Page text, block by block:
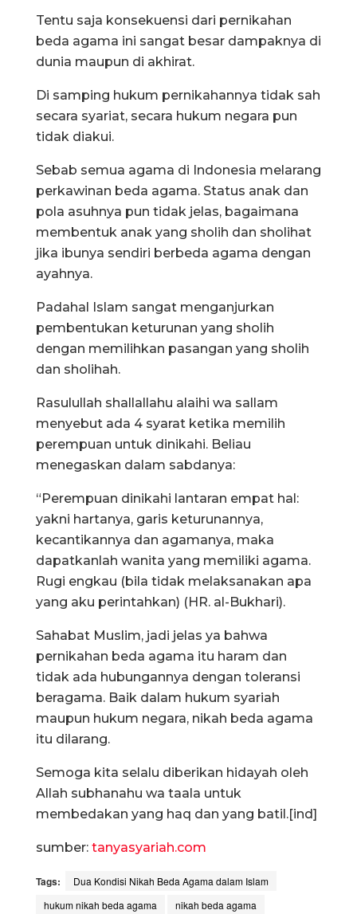
Tentu saja konsekuensi dari pernikahan
beda agama ini sangat besar dampaknya di
dunia maupun di akhirat.
Di samping hukum pernikahannya tidak sah
secara syariat, secara hukum negara pun
tidak diakui.
Sebab semua agama di Indonesia melarang
perkawinan beda agama. Status anak dan
pola asuhnya pun tidak jelas, bagaimana
membentuk anak yang sholih dan sholihat
jika ibunya sendiri berbeda agama dengan
ayahnya.
Padahal Islam sangat menganjurkan
pembentukan keturunan yang sholih
dengan memilihkan pasangan yang sholih
dan sholihah.
Rasulullah shallallahu alaihi wa sallam
menyebut ada 4 syarat ketika memilih
perempuan untuk dinikahi. Beliau
menegaskan dalam sabdanya:
“Perempuan dinikahi lantaran empat hal:
yakni hartanya, garis keturunannya,
kecantikannya dan agamanya, maka
dapatkanlah wanita yang memiliki agama.
Rugi engkau (bila tidak melaksanakan apa
yang aku perintahkan) (HR. al-Bukhari).
Sahabat Muslim, jadi jelas ya bahwa
pernikahan beda agama itu haram dan
tidak ada hubungannya dengan toleransi
beragama. Baik dalam hukum syariah
maupun hukum negara, nikah beda agama
itu dilarang.
Semoga kita selalu diberikan hidayah oleh
Allah subhanahu wa taala untuk
membedakan yang haq dan yang batil.[ind]
sumber: tanyasyariah.com
Tags:
Dua Kondisi Nikah Beda Agama dalam Islam
hukum nikah beda agama
nikah beda agama